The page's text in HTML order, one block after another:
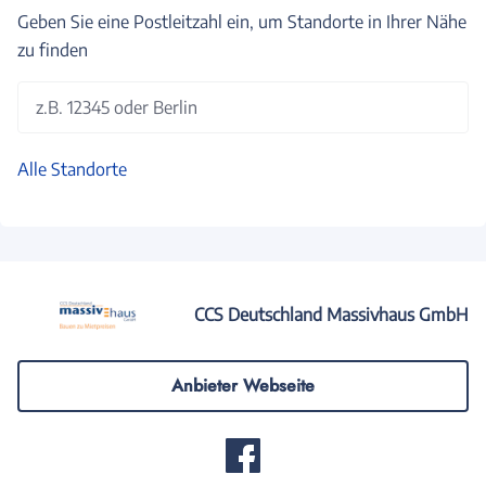
Geben Sie eine Postleitzahl ein, um Standorte in Ihrer Nähe
zu finden
z.B. 12345 oder Berlin
Alle Standorte
CCS Deutschland Massivhaus GmbH
Anbieter Webseite